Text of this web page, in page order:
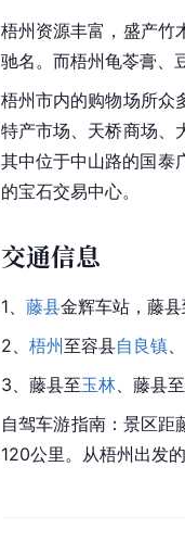
梧州资源丰富，盛产竹
驰名。而梧州龟苓膏、
梧州市内的购物场所众
特产市场、天桥商场、
其中位于中山路的国泰
的宝石交易中心。
交通信息
1、 藤县金辉车站，藤
2、 梧州至容县自良镇
3、藤县至玉林、藤县至
自驾车游指南：景区
120公里。从梧州出发